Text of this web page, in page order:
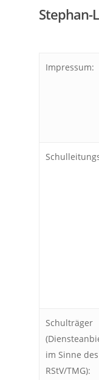
Stephan-
Impressum:
Schulträger
im Sinne des
RStV/TMG):